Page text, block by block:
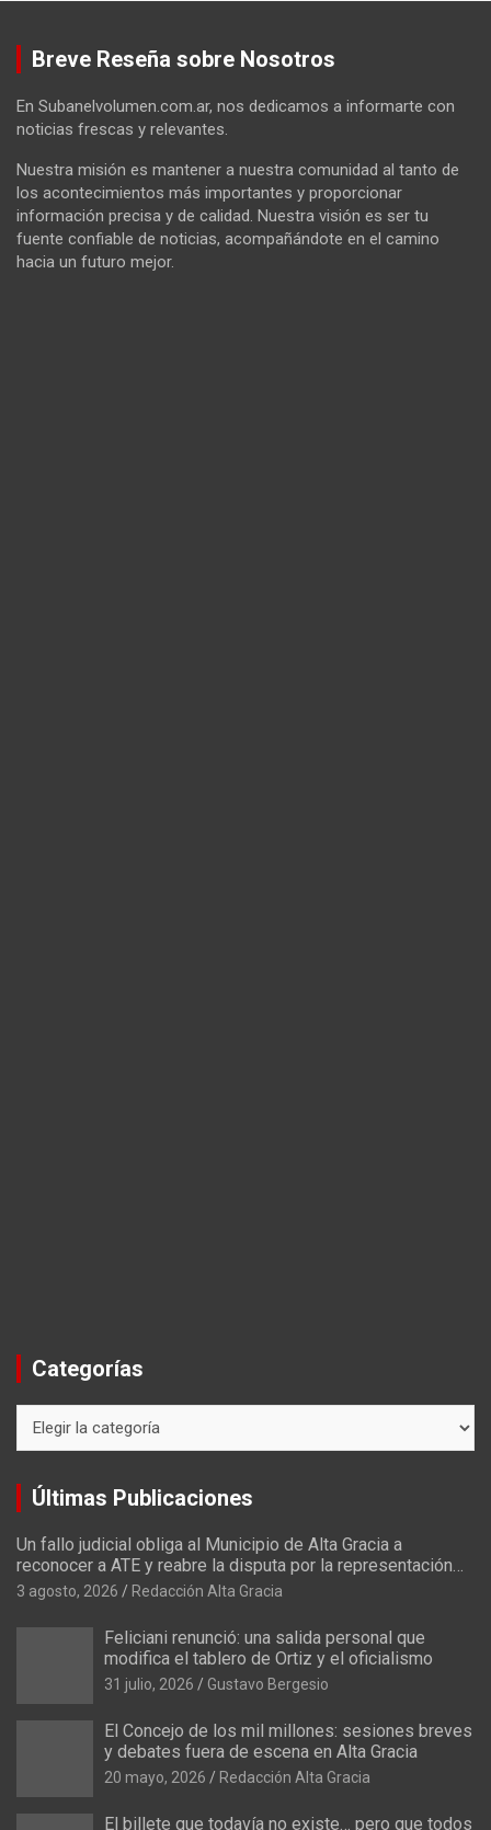
Breve Reseña sobre Nosotros
En Subanelvolumen.com.ar, nos dedicamos a informarte con
noticias frescas y relevantes.
Nuestra misión es mantener a nuestra comunidad al tanto de
los acontecimientos más importantes y proporcionar
información precisa y de calidad. Nuestra visión es ser tu
fuente confiable de noticias, acompañándote en el camino
hacia un futuro mejor.
Categorías
e
g
r
í
a
s
Últimas Publicaciones
Un fallo judicial obliga al Municipio de Alta Gracia a
reconocer a ATE y reabre la disputa por la representación
sindical
3 agosto, 2026 Redacción Alta Gracia
Feliciani renunció: una salida personal que
modifica el tablero de Ortiz y el oficialismo
31 julio, 2026 Gustavo Bergesio
El Concejo de los mil millones: sesiones breves
y debates fuera de escena en Alta Gracia
20 mayo, 2026 Redacción Alta Gracia
El billete que todavía no existe… pero que todos